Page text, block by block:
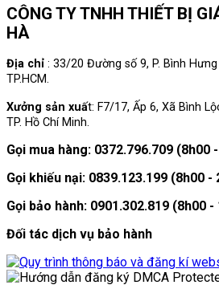
CÔNG TY TNHH THIẾT BỊ
HÀ
Địa chỉ : 33/20 Đường số 9, P. Bình Hưng
TP.HCM.
Xưởng sản xuất: F7/17, Ấp 6, Xã Bình
TP. Hồ Chí Minh.
Gọi mua hàng: 0372.796.709 (8h00
Gọi khiếu nại: 0839.123.199 (8h00 -
Gọi bảo hành: 0901.302.819 (8h00 -
Đối tác dịch vụ bảo hành